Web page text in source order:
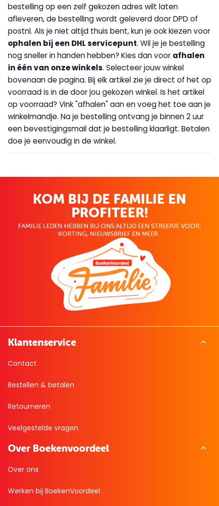
bestelling op een zelf gekozen adres wilt laten
afleveren, de bestelling wordt geleverd door DPD of
postnl. Als je niet altijd thuis bent, kun je ook kiezen voor
ophalen bij een DHL servicepunt. Wil je je bestelling
nog sneller in handen hebben? Kies dan voor afhalen
in één van onze winkels. Selecteer jouw winkel
bovenaan de pagina. Bij elk artikel zie je direct of het op
voorraad is in de door jou gekozen winkel. Is het artikel
op voorraad? Vink "afhalen" aan en voeg het toe aan je
winkelmandje. Na je bestelling ontvang je binnen 2 uur
een bevestigingsmail dat je bestelling klaarligt. Betalen
doe je eenvoudig in de winkel.
KOM BIJ DE FAMILIE EN
PROFITEER!
FAMILIE LEDEN HEBBEN BIJ ONS ALTIJD EEN STREEPJE VOOR;
KORTING, NIEUWSBRIEF EN MEER..
Klantenservice
Contact
Bestellen & betalen
Retourneren
Veelgestelde vragen
Over Boekenvoordeel
Over ons
Werken bij BoekenVoordeel